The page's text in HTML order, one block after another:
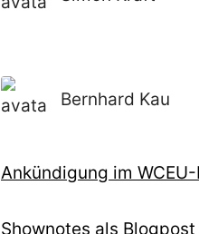
Bernhard Kau
Ankündigung im
Shownotes als